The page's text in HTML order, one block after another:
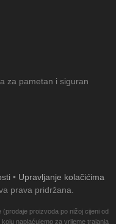
za pametan i siguran
• Upravljanje kolačićima
prava pridržana.
proizvoda po nižoj cijeni od
naplaćujemo za vrijeme trajanja